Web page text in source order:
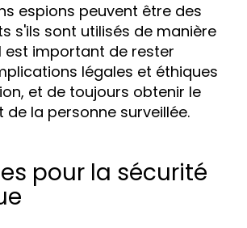
espions peuvent être des
s'ils sont utilisés de manière
est important de rester
légales et éthiques
et de toujours obtenir le
la personne surveillée.
pour la sécurité